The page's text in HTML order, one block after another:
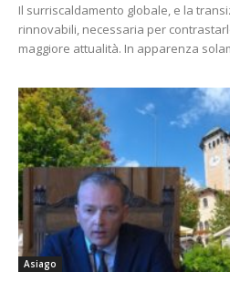
Il surriscaldamento globale, e la
rinnovabili, necessaria per
maggiore attualità. In apparenza
Asiago